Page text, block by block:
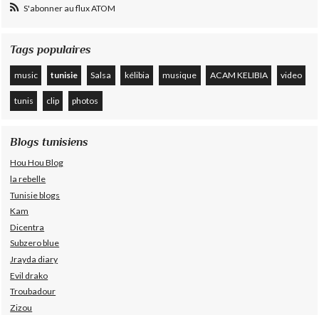
S'abonner au flux ATOM
Tags populaires
music tunisie Salsa kélibia musique ACAM KELIBIA video
tunis clip photos
Blogs tunisiens
Hou Hou Blog
la rebelle
Tunisie blogs
Kam
Dicentra
Subzero blue
Jrayda diary
Evil drako
Troubadour
Zizou